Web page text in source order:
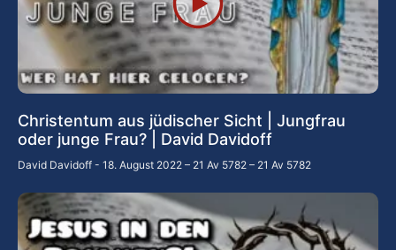
Christentum aus jüdischer Sicht | Jungfrau
oder junge Frau? | David Davidoff
David Davidoff 18. August 2022 – 21 Av 5782 – 21 Av 5782